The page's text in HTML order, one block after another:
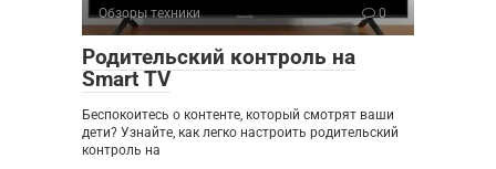
Обзоры техники 0
Родительский контроль на
Smart TV
Беспокоитесь о контенте, который смотрят ваши
дети? Узнайте, как легко настроить родительский
контроль на